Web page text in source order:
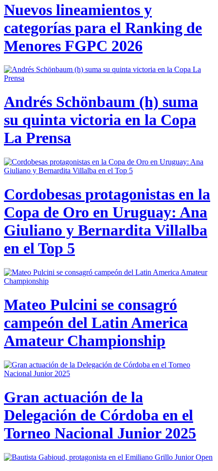
Nuevos lineamientos y
categorías para el Ranking de
Menores FGPC 2026
Andrés Schönbaum (h) suma
su quinta victoria en la Copa
La Prensa
Cordobesas protagonistas en la
Copa de Oro en Uruguay: Ana
Giuliano y Bernardita Villalba
en el Top 5
Mateo Pulcini se consagró
campeón del Latin America
Amateur Championship
Gran actuación de la
Delegación de Córdoba en el
Torneo Nacional Junior 2025